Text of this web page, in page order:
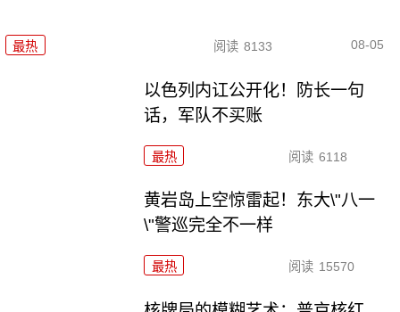
最热 阅读 8133 08-05
以色列内讧公开化！防长一句
话，军队不买账
最热 阅读 6118
黄岩岛上空惊雷起！东大\"八一
\"警巡完全不一样
最热 阅读 15570